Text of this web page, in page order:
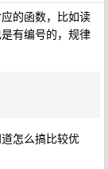
的函数，比如读
有编号的，规律
怎么搞比较优